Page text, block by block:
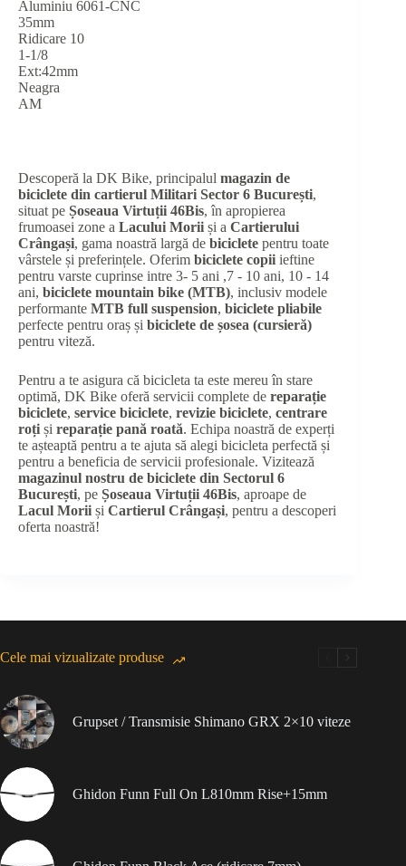
Aluminiu 6061-CNC
35mm
Ridicare 10
1-1/8
Ext:42mm
Neagra
AM
Descoperă la DK Bike, principalul magazin de
biciclete din cartierul Militari Sector 6 București,
situat pe Șoseaua Virtuții 46Bis, în apropierea
frumoasei zone a Lacului Morii și a Cartierului
Crângași, gama noastră largă de biciclete pentru toate
vârstele și preferințele. Oferim biciclete copii ieftine
pentru varste cuprinse intre 3- 5 ani ,7 - 10 ani, 10 - 14
ani, biciclete mountain bike (MTB), inclusiv modele
performante MTB full suspension, biciclete pliabile
perfecte pentru oraș și biciclete de șosea (cursieră)
pentru viteză.
Pentru a te asigura că bicicleta ta este mereu în stare
optimă, DK Bike oferă servicii complete de reparație
biciclete, service biciclete, revizie biciclete, centrare
roți și reparație pană roată. Echipa noastră de experți
te așteaptă pentru a te ajuta să alegi bicicleta perfectă și
pentru a beneficia de servicii profesionale. Vizitează
magazinul nostru de biciclete din Sectorul 6
București, pe Șoseaua Virtuții 46Bis, aproape de
Lacul Morii și Cartierul Crângași, pentru a descoperi
oferta noastră!
Cele mai vizualizate produse
Grupset / Transmisie Shimano GRX 2×10 viteze
Ghidon Funn Full On L810mm Rise+15mm